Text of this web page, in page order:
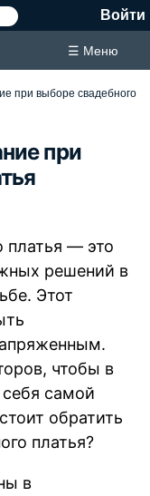
Войти
☰ Меню
при выборе свадебного
при
платья — это
решений в
Этот
чтобы в
самой
обратить
платья?
в